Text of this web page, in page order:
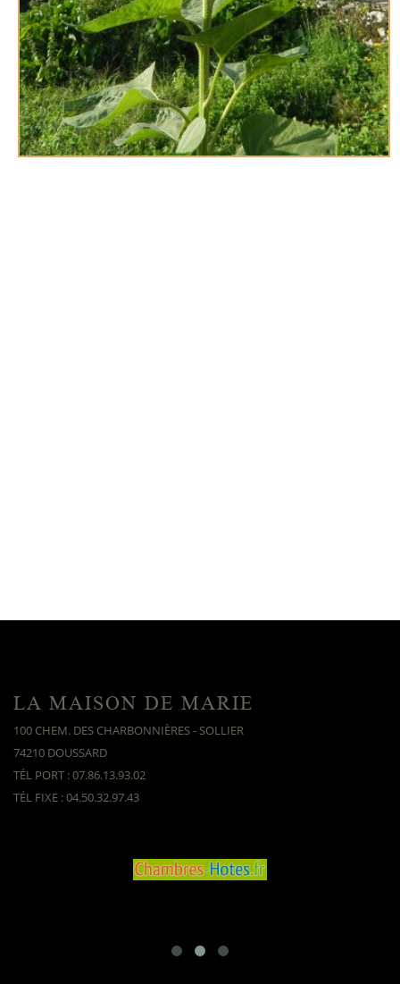
LA MAISON DE MARIE
100 CHEM. DES CHARBONNIÈRES - SOLLIER
74210 DOUSSARD
TÉL PORT : 07.86.13.93.02
TÉL FIXE : 04.50.32.97.43